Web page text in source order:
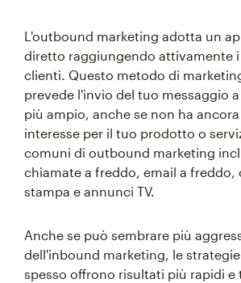
L'outbound marketing adotta un
diretto raggiungendo attivamente
clienti. Questo metodo di
prevede l'invio del tuo messaggio
più ampio, anche se non ha
interesse per il tuo prodotto o
comuni di outbound marketing
chiamate a freddo, email a freddo,
stampa e annunci TV.
Anche se può sembrare più
dell'inbound marketing, le
spesso offrono risultati più rapidi e